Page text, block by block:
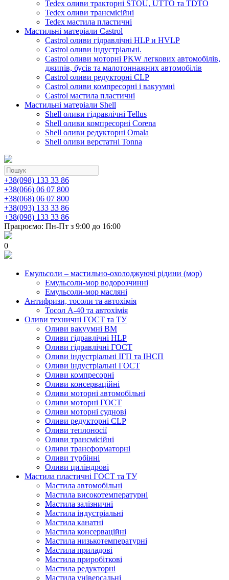
Tedex оливи тракторні STOU, UTTO та TDTO
Tedex оливи трансмісійні
Tedex мастила пластичні
Мастильні матеріали Castrol
Castrol оливи гідравлічні HLP и HVLP
Castrol оливи індустріальні.
Castrol оливи моторні PKW легкових автомобілів,
джипів, бусів та малотоннажних автомобілів
Castrol оливи редукторні CLP
Castrol оливи компресорні і вакуумні
Castrol мастила пластичні
Мастильні матеріали Shell
Shell оливи гідравлічні Tellus
Shell оливи компресорні Corena
Shell оливи редукторні Omala
Shell оливи верстатні Tonna
+38(098) 133 33 86
+38(066) 06 07 800
+38(068) 06 07 800
+38(093) 133 33 86
+38(098) 133 33 86
Працюємо: Пн-Пт з 9:00 до 16:00
0
Емульсоли – мастильно-охолоджуючі рідини (мор)
Емульсоли-мор водорозчинні
Емульсоли-мор масляні
Антифризи, тосоли та автохімія
Тосол А-40 та автохімія
Оливи техничні ГОСТ та ТУ
Оливи вакуумні ВМ
Оливи гідравлічні HLP
Оливи гідравлічні ГОСТ
Оливи індустріальні ІГП та ІНСП
Оливи індустріальні ГОСТ
Оливи компресорні
Оливи консерваційні
Оливи моторні автомобільні
Оливи моторні ГОСТ
Оливи моторні суднові
Оливи редукторні CLP
Оливи теплоносії
Оливи трансмісійні
Оливи трансформаторні
Оливи турбінні
Оливи циліндрові
Мастила пластичні ГОСТ та ТУ
Мастила автомобільні
Мастила високотемпературні
Мастила залізничні
Мастила індустріальні
Мастила канатні
Мастила консерваційні
Мастила низькотемпературні
Мастила приладові
Мастила приробіткові
Мастила редукторні
Мастила універсальні